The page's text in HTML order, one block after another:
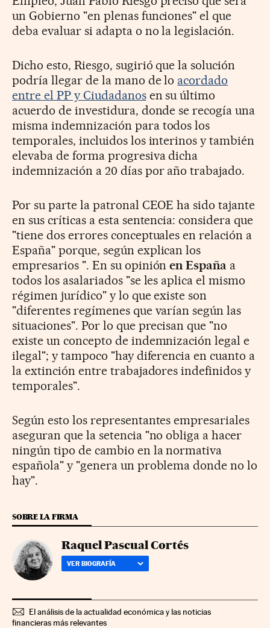
un Gobierno "en plenas funciones" el que
deba evaluar si adapta o no la legislación.
Dicho esto, Riesgo, sugirió que la solución
podría llegar de la mano de lo acordado
entre el PP y Ciudadanosen su último
acuerdo de investidura, donde se recogía una
misma indemnización para todos los
temporales, incluidos los interinos y también
elevaba de forma progresiva dicha
indemnización a 20 días por año trabajado.
Por su parte la patronal CEOE ha sido tajante
en sus críticas a esta sentencia: considera que
"tiene dos errores conceptuales en relación a
España" porque, según explican los
empresarios ". En su opiniónen España a
todos los asalariados "se les aplica el mismo
régimen jurídico" y lo que existe son
"diferentes regímenes que varían según las
situaciones". Por lo que precisan que "no
existe un concepto de indemnización legal e
ilegal"; y tampoco "hay diferencia en cuanto a
la extinción entre trabajadores indefinidos y
temporales".
Según esto los representantes empresariales
aseguran que la setencia "no obliga a hacer
ningún tipo de cambio en la normativa
española" y "genera un problema donde no lo
hay".
SOBRE LA FIRMA
Raquel Pascual Cortés
VER BIOGRAFÍA
El análisis de la actualidad económica y las noticias
financieras más relevantes